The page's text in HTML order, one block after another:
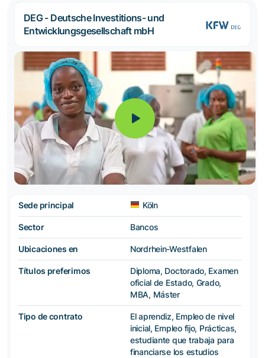
DEG - Deutsche Investitions- und
Entwicklungsgesellschaft mbH
Sede principal Köln
Sector Bancos
Ubicaciones en Nordrhein-Westfalen
Títulos preferimos
Diploma, Doctorado, Examen
oficial de Estado, Grado,
MBA, Máster
Tipo de contrato
El aprendiz, Empleo de nivel
inicial, Empleo fijo, Prácticas,
estudiante que trabaja para
financiarse los estudios